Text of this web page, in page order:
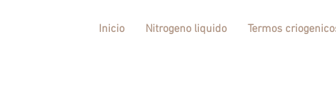
Inicio Nitrogeno liquido Termos